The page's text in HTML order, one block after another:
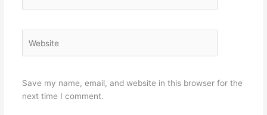
Save my name, email, and website in this browser for the
next time I comment.